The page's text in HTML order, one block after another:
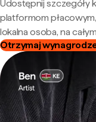
Udostępnij szczegóły
platformom
lokalna osoba, na
Otrzymaj